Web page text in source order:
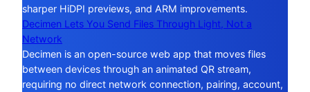
sharper HiDPI previews, and ARM improvements.
Decimen Lets You Send Files Through Light, Not a
Network
Decimen is an open-source web app that moves files
between devices through an animated QR stream,
requiring no direct network connection, pairing, account,